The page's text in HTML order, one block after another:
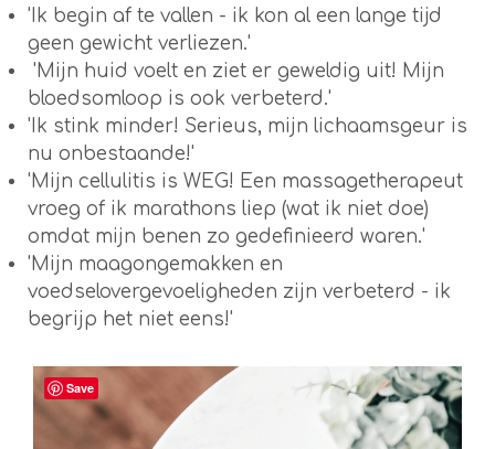
'Ik begin af te vallen - ik kon al een lange tijd
geen gewicht verliezen.'
'Mijn huid voelt en ziet er geweldig uit! Mijn
bloedsomloop is ook verbeterd.'
'Ik stink minder! Serieus, mijn lichaamsgeur is
nu onbestaande!'
'Mijn cellulitis is WEG! Een massagetherapeut
vroeg of ik marathons liep (wat ik niet doe)
omdat mijn benen zo gedefinieerd waren.'
'Mijn maagongemakken en
voedselovergevoeligheden zijn verbeterd - ik
begrijp het niet eens!'
Save